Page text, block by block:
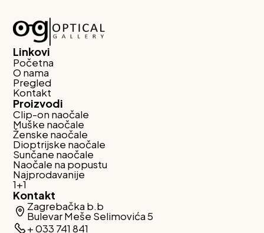
Linkovi
Početna
O nama
Pregled
Kontakt
Proizvodi
Clip-on naočale
Muške naočale
Ženske naočale
Dioptrijske naočale
Sunčane naočale
Naočale na popustu
Najprodavanije
1+1
Kontakt
Zagrebačka b.b
Bulevar Meše Selimovića 5
+ 033 741 841